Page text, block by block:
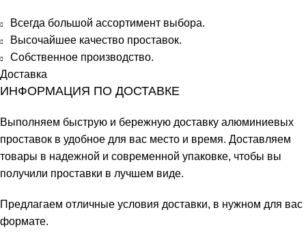
Всегда большой ассортимент выбора.
Высочайшее качество проставок.
Собственное производство.
Доставка
ИНФОРМАЦИЯ ПО ДОСТАВКЕ
Выполняем быструю и бережную доставку алюминиевых
проставок в удобное для вас место и время. Доставляем
товары в надежной и современной упаковке, чтобы вы
получили проставки в лучшем виде.
Предлагаем отличные условия доставки, в нужном для вас
формате.